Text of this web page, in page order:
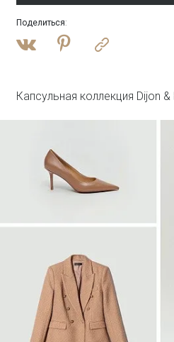
Платье-футляр
ML838/lut
Поделиться:
Капсульная коллекция Dijon &